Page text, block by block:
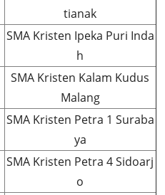
tianak
SMA Kristen Ipeka Puri Inda
h
SMA Kristen Kalam Kudus
Malang
SMA Kristen Petra 1 Suraba
ya
SMA Kristen Petra 4 Sidoarj
o